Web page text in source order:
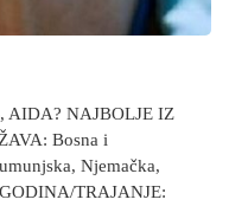
AIDA? NAJBOLJE IZ
Bosna i
Njemačka,
TRAJANJE: